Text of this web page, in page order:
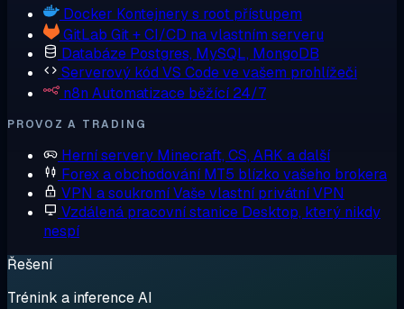
Docker Kontejnery s root přístupem
GitLab Git + CI/CD na vlastním serveru
Databáze Postgres, MySQL, MongoDB
Serverový kód VS Code ve vašem prohlížeči
n8n Automatizace běžící 24/7
PROVOZ A TRADING
Herní servery Minecraft, CS, ARK a další
Forex a obchodování MT5 blízko vašeho brokera
VPN a soukromíVaše vlastní privátní VPN
Vzdálená pracovní stanice Desktop, který nikdy
nespí
Řešení
Trénink a inference AI